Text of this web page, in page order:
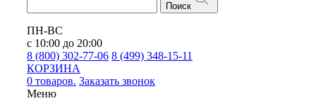
Поиск
ПН-ВС
с 10:00 до 20:00
8 (800) 302-77-06 8 (499) 348-15-11
КОРЗИНА
0 товаров. Заказать звонок
Меню